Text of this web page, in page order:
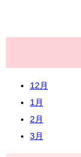
12月
1月
2月
3月